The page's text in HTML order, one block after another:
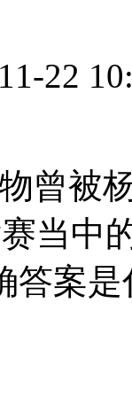
22
曾被
当中
答案